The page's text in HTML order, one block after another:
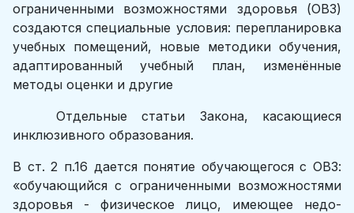
ограниченными возможностями здоровья (ОВЗ)
создаются специальные условия: перепланировка
учебных помещений, новые методики обучения,
адаптированный учебный план, изменённые
методы оценки и другие
Отдельные статьи Закона, касающиеся
инклюзивного об­разования.
В ст. 2 п.16 дается понятие обучающегося с ОВЗ:
«обучающийся с огра­ниченными возможностями
здоровья - физическое лицо, имеющее недо­